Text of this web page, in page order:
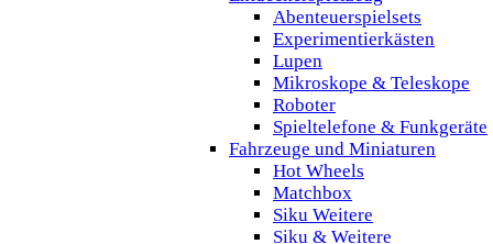
Abenteuerspielsets
Experimentierkästen
Lupen
Mikroskope & Teleskope
Roboter
Spieltelefone & Funkgeräte
Fahrzeuge und Miniaturen
Hot Wheels
Matchbox
Siku Weitere
Siku & Weitere